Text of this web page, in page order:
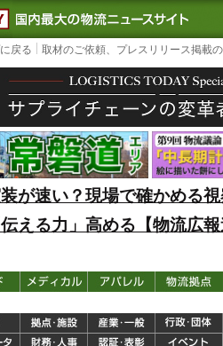
LOGISTICS TODAY｜国内最大
戻る 取材のご依頼、プレスリリース掲載
が速い？現場で確かめる
える力」高める【物流広